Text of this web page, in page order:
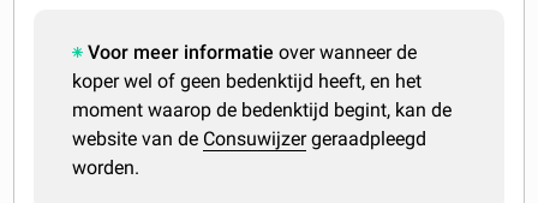
Voor meer informatie over wanneer de
koper wel of geen bedenktijd heeft, en het
moment waarop de bedenktijd begint, kan de
website van de Consuwijzergeraadpleegd
worden.